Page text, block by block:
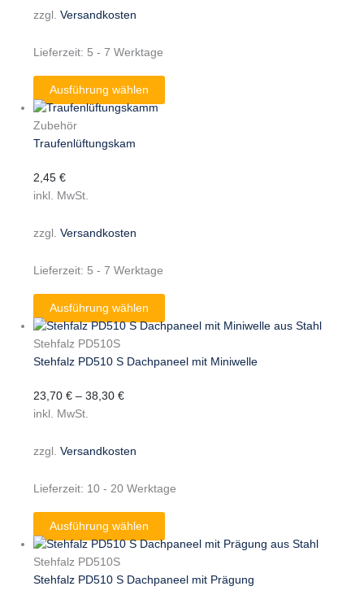
zzgl.Versandkosten
Lieferzeit: 5 - 7 Werktage
Ausführung wählen
Zubehör
Traufenlüftungskam
2,45€
inkl. MwSt.
zzgl.Versandkosten
Lieferzeit: 5 - 7 Werktage
Ausführung wählen
Stehfalz PD510S
Stehfalz PD510 S Dachpaneel mit Miniwelle
23,70€ –38,30€
inkl. MwSt.
zzgl.Versandkosten
Lieferzeit: 10 - 20 Werktage
Ausführung wählen
Stehfalz PD510S
Stehfalz PD510 S Dachpaneel mit Prägung